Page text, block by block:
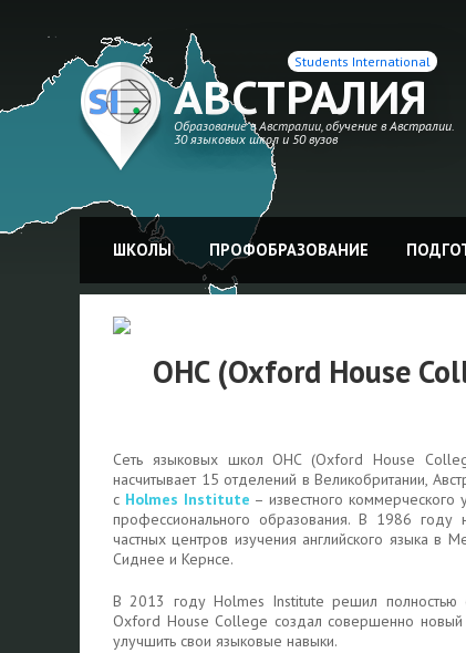
АВСТРАЛИЯ
Образование в Австралии, обучение в Австралии.
30 языковых школ и 50 вузов
Students International
ШКОЛЫ ПРОФОБРАЗОВАНИЕ
OHC (Oxford House
Сеть языковых школ OHC (Oxford House
насчитывает 15 отделений в Великобритании,
с Holmes Institute – известного
профессионального образования. В 1986 году
частных центров изучения английского языка в
Сиднее и Кернсе.
В 2013 году Holmes Institute решил полностью
Oxford House College создал совершенно новый
улучшить свои языковые навыки.